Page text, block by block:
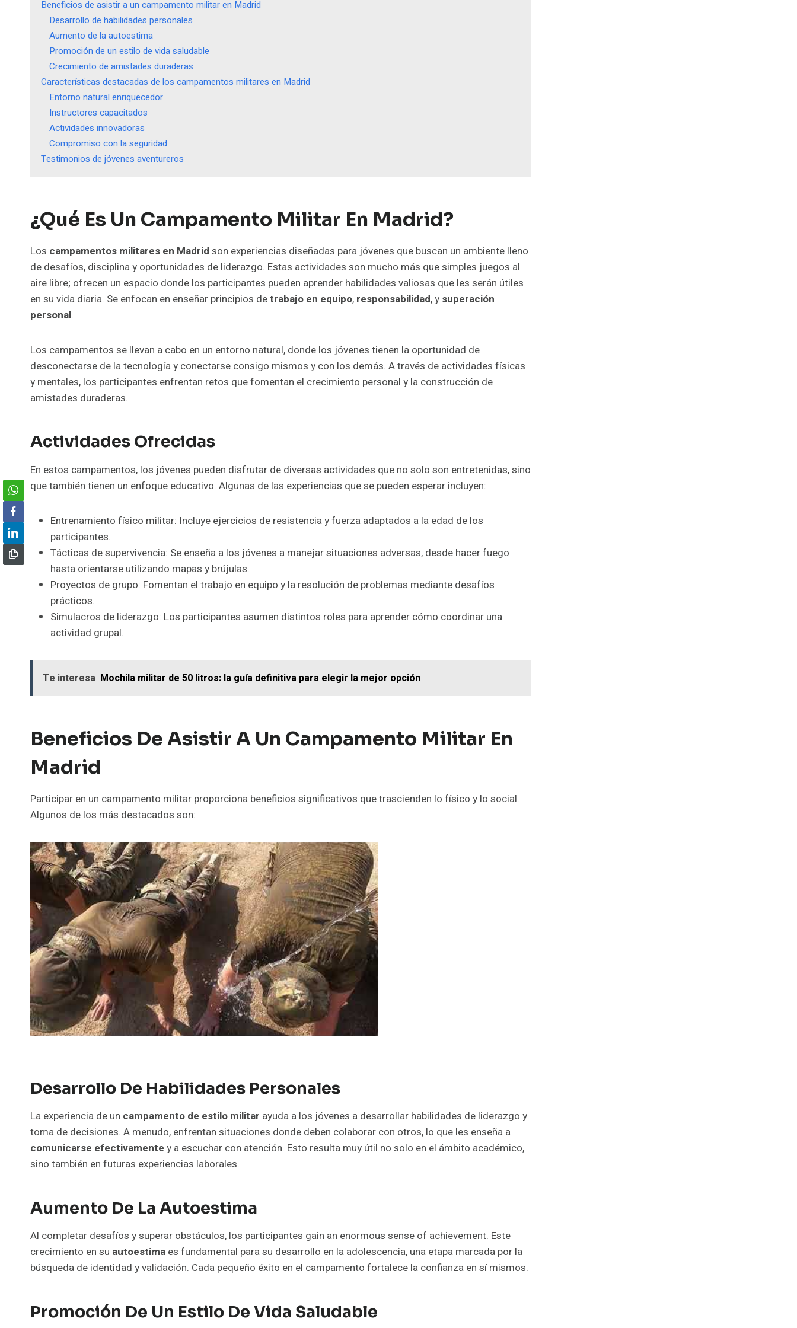
Beneficios de asistir a un campamento militar en Madrid
Desarrollo de habilidades personales
Aumento de la autoestima
Promoción de un estilo de vida saludable
Crecimiento de amistades duraderas
Características destacadas de los campamentos militares en Madrid
Entorno natural enriquecedor
Instructores capacitados
Actividades innovadoras
Compromiso con la seguridad
Testimonios de jóvenes aventureros
¿Qué Es Un Campamento Militar En Madrid?
Los campamentos militares en Madrid son experiencias diseñadas para jóvenes que buscan un ambiente lleno
de desafíos, disciplina y oportunidades de liderazgo. Estas actividades son mucho más que simples juegos al
aire libre; ofrecen un espacio donde los participantes pueden aprender habilidades valiosas que les serán útiles
en su vida diaria. Se enfocan en enseñar principios detrabajo en equipo, responsabilidad, y superación
personal.
Los campamentos se llevan a cabo en un entorno natural, donde los jóvenes tienen la oportunidad de
desconectarse de la tecnología y conectarse consigo mismos y con los demás. A través de actividades físicas
y mentales, los participantes enfrentan retos que fomentan el crecimiento personal y la construcción de
amistades duraderas.
Actividades Ofrecidas
En estos campamentos, los jóvenes pueden disfrutar de diversas actividades que no solo son entretenidas, sino
que también tienen un enfoque educativo. Algunas de las experiencias que se pueden esperar incluyen:
Entrenamiento físico militar: Incluye ejercicios de resistencia y fuerza adaptados a la edad de los
participantes.
Tácticas de supervivencia: Se enseña a los jóvenes a manejar situaciones adversas, desde hacer fuego
hasta orientarse utilizando mapas y brújulas.
Proyectos de grupo: Fomentan el trabajo en equipo y la resolución de problemas mediante desafíos
prácticos.
Simulacros de liderazgo: Los participantes asumen distintos roles para aprender cómo coordinar una
actividad grupal.
Te interesa Mochila militar de 50 litros: la guía definitiva para elegir la mejor opción
Beneficios De Asistir A Un Campamento Militar En
Madrid
Participar en un campamento militar proporciona beneficios significativos que trascienden lo físico y lo social.
Algunos de los más destacados son:
Desarrollo De Habilidades Personales
La experiencia de un campamento de estilo militar ayuda a los jóvenes a desarrollar habilidades de liderazgo y
toma de decisiones. A menudo, enfrentan situaciones donde deben colaborar con otros, lo que les enseña a
comunicarse efectivamente y a escuchar con atención. Esto resulta muy útil no solo en el ámbito académico,
sino también en futuras experiencias laborales.
Aumento De La Autoestima
Al completar desafíos y superar obstáculos, los participantes gain an enormous sense of achievement. Este
crecimiento en su autoestima es fundamental para su desarrollo en la adolescencia, una etapa marcada por la
búsqueda de identidad y validación. Cada pequeño éxito en el campamento fortalece la confianza en sí mismos.
Promoción De Un Estilo De Vida Saludable